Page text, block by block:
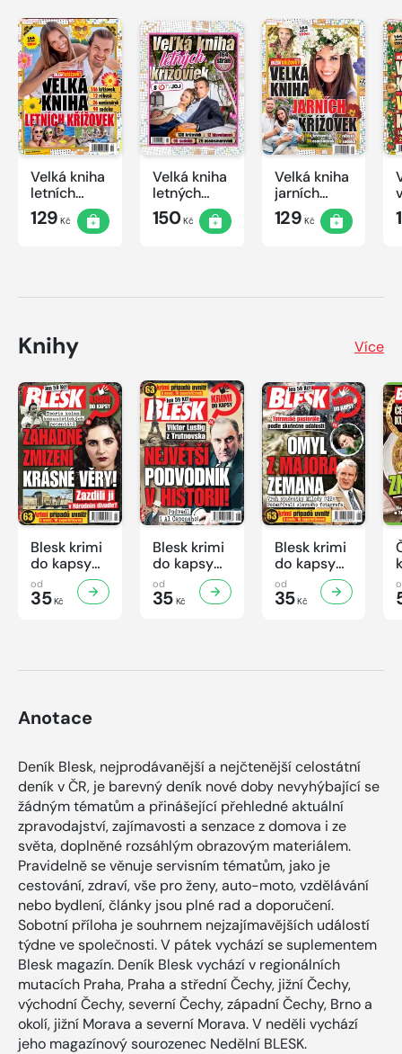
Velká kniha
letních
křížovek
2026
129 Kč
Velká kniha
letných
krížoviek s
TV JOJ
150Kč
Velká kniha
jarních
křížovek
2026
129 Kč
Knihy Více
Blesk krimi
do kapsy
č.7/2026
od
35Kč
Blesk krimi
do kapsy
č.6/2026
od
35Kč
Blesk krimi
do kapsy
č.5/2026
od
35Kč
Anotace
Deník Blesk, nejprodávanější a nejčtenější celostátní
deník v ČR, je barevný deník nové doby nevyhýbající se
žádným tématům a přinášející přehledné aktuální
zpravodajství, zajímavosti a senzace z domova i ze
světa, doplněné rozsáhlým obrazovým materiálem.
Pravidelně se věnuje servisním tématům, jako je
cestování, zdraví, vše pro ženy, auto-moto, vzdělávání
nebo bydlení, články jsou plné rad a doporučení.
Sobotní příloha je souhrnem nejzajímavějších událostí
týdne ve společnosti. V pátek vychází se suplementem
Blesk magazín. Deník Blesk vychází v regionálních
mutacích Praha, Praha a střední Čechy, jižní Čechy,
východní Čechy, severní Čechy, západní Čechy, Brno a
okolí, jižní Morava a severní Morava. V neděli vychází
jeho magazínový sourozenec Nedělní BLESK.